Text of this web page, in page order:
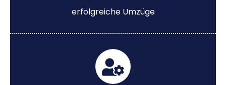
erfolgreiche Umzüge